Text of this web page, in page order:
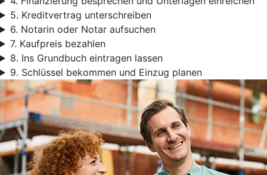
5. Kreditvertrag unterschreiben
6. Notarin oder Notar aufsuchen
7. Kaufpreis bezahlen
8. Ins Grundbuch eintragen lassen
9. Schlüssel bekommen und Einzug planen